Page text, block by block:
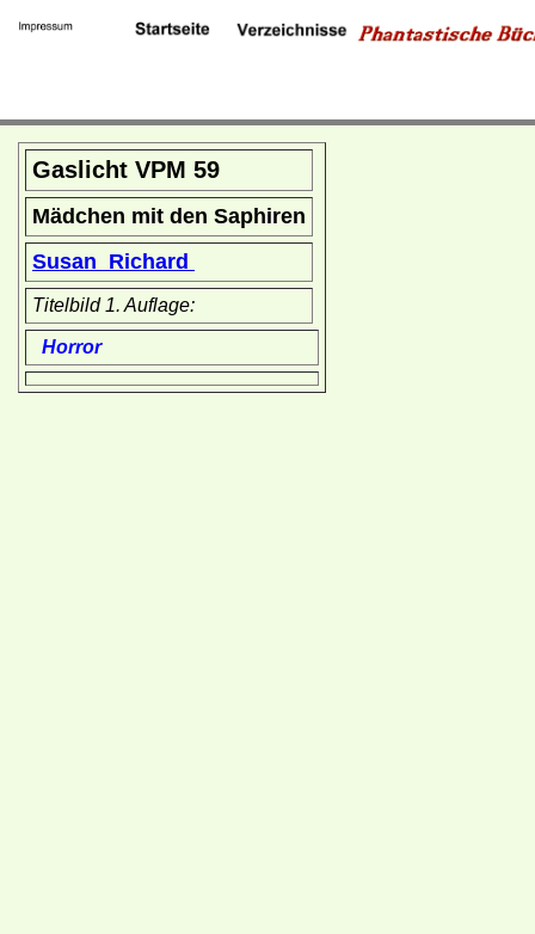
Gaslicht VPM 59
Mädchen mit den Saphiren
Susan Richard
Titelbild 1. Auflage:
Horror